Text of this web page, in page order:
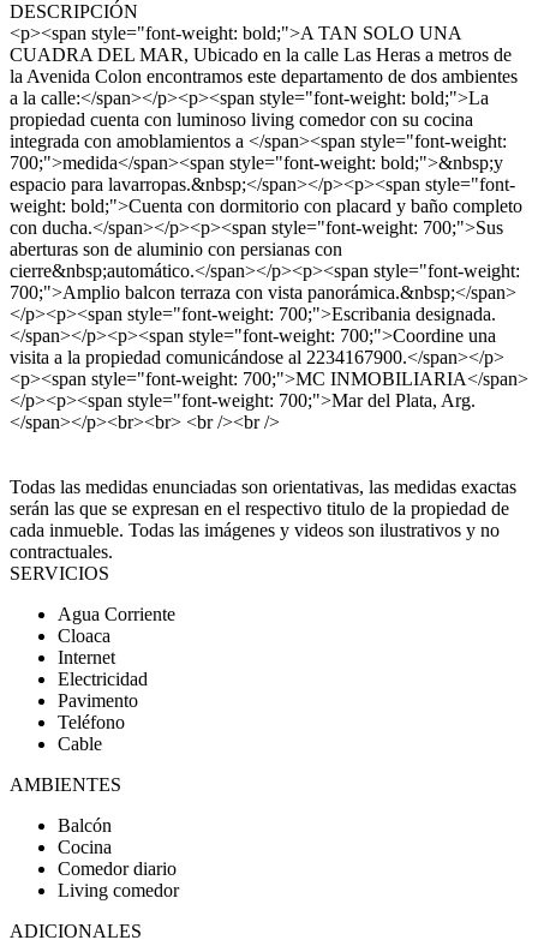
DESCRIPCIÓN
<p><span style="font-weight: bold;">A TAN SOLO UNA
CUADRA DEL MAR, Ubicado en la calle Las Heras a metros de
la Avenida Colon encontramos este departamento de dos ambientes
a la calle:</span></p><p><span style="font-weight: bold;">La
propiedad cuenta con luminoso living comedor con su cocina
integrada con amoblamientos a </span><span style="font-weight:
700;">medida</span><span style="font-weight: bold;">&nbsp;y
espacio para lavarropas.&nbsp;</span></p><p><span style="font-
weight: bold;">Cuenta con dormitorio con placard y baño completo
con ducha.</span></p><p><span style="font-weight: 700;">Sus
aberturas son de aluminio con persianas con
cierre&nbsp;automático.</span></p><p><span style="font-weight:
700;">Amplio balcon terraza con vista panorámica.&nbsp;</span>
</p><p><span style="font-weight: 700;">Escribania designada.
</span></p><p><span style="font-weight: 700;">Coordine una
visita a la propiedad comunicándose al 2234167900.</span></p>
<p><span style="font-weight: 700;">MC INMOBILIARIA</span>
</p><p><span style="font-weight: 700;">Mar del Plata, Arg.
</span></p><br><br> <br /><br />
Todas las medidas enunciadas son orientativas, las medidas exactas
serán las que se expresan en el respectivo titulo de la propiedad de
cada inmueble. Todas las imágenes y videos son ilustrativos y no
contractuales.
SERVICIOS
Agua Corriente
Cloaca
Internet
Electricidad
Pavimento
Teléfono
Cable
AMBIENTES
Balcón
Cocina
Comedor diario
Living comedor
ADICIONALES